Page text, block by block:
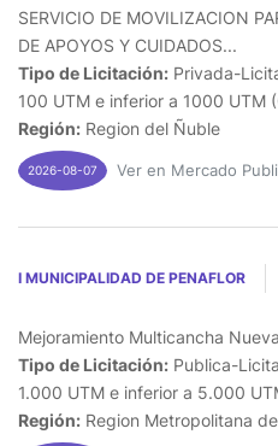
SERVICIO DE MOVILIZACION
DE APOYOS Y CUIDADOS...
Tipo de Licitación: Privada-
100 UTM e inferior a 1000 UTM
Región: Region del Ñuble
2026-08-07 Ver en Mercado
I MUNICIPALIDAD DE PENAFLOR
Mejoramiento Multicancha
Tipo de Licitación: Publica-
1.000 UTM e inferior a 5.000
Región: Region Metropolitana